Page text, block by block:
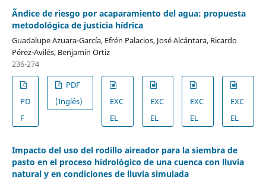
Ãndice de riesgo por acaparamiento del agua: propuesta
metodológica de justicia hídrica
Guadalupe Azuara-García, Efrén Palacios, José Alcántara, Ricardo
Pérez-Avilés, Benjamín Ortiz
236-274
PD
F
PDF
(Inglés)
EXC
EL
EXC
EL
EXC
EL
EXC
EL
Impacto del uso del rodillo aireador para la siembra de
pasto en el proceso hidrológico de una cuenca con lluvia
natural y en condiciones de lluvia simulada